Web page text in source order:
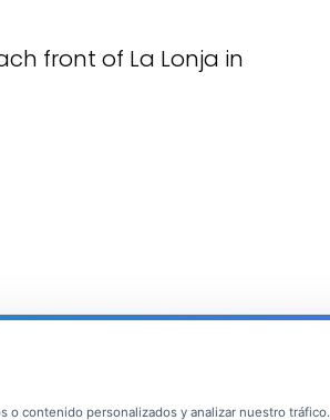
front of La Lonja in
o contenido personalizados y analizar nuestro